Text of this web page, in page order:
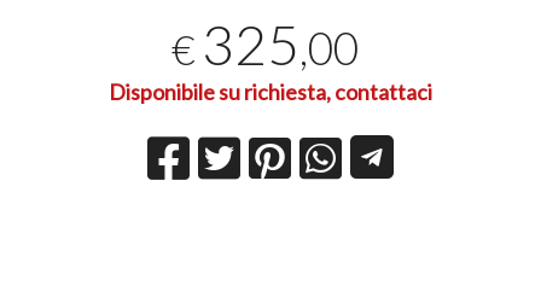
€ 325,00
Disponibile su richiesta, contattaci